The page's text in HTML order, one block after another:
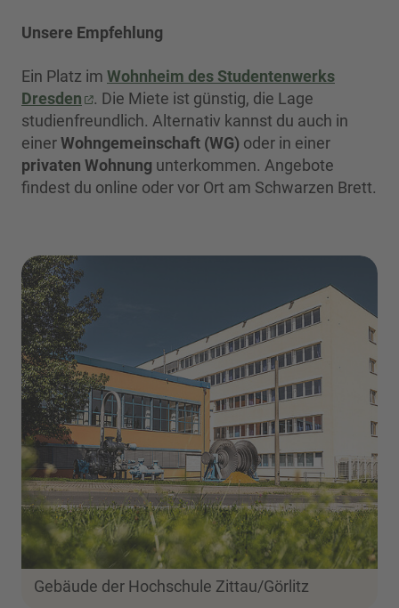
Unsere Empfehlung
Ein Platz im Wohnheim des Studentenwerks
Dresden
. Die Miete ist günstig, die Lage
studienfreundlich. Alternativ kannst du auch in
einerWohngemeinschaft (WG) oder in einer
privaten Wohnung unterkommen. Angebote
findest du online oder vor Ort am Schwarzen Brett.
Gebäude der Hochschule Zittau/Görlitz